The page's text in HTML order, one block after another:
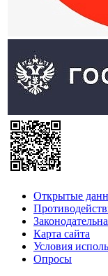
Открытые
Карта сайта
Условия
Опросы